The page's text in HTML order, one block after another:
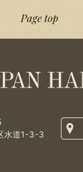
Page top
水道1-3-3